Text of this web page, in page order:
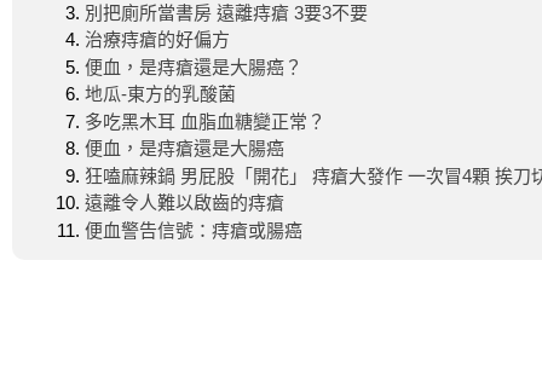
別把廁所當書房 遠離痔瘡 3要3不要
治療痔瘡的好偏方
便血，是痔瘡還是大腸癌？
地瓜-東方的乳酸菌
多吃黑木耳 血脂血糖變正常？
便血，是痔瘡還是大腸癌
狂嗑麻辣鍋 男屁股「開花」 痔瘡大發作 一次冒4顆 挨刀
遠離令人難以啟齒的痔瘡
便血警告信號：痔瘡或腸癌